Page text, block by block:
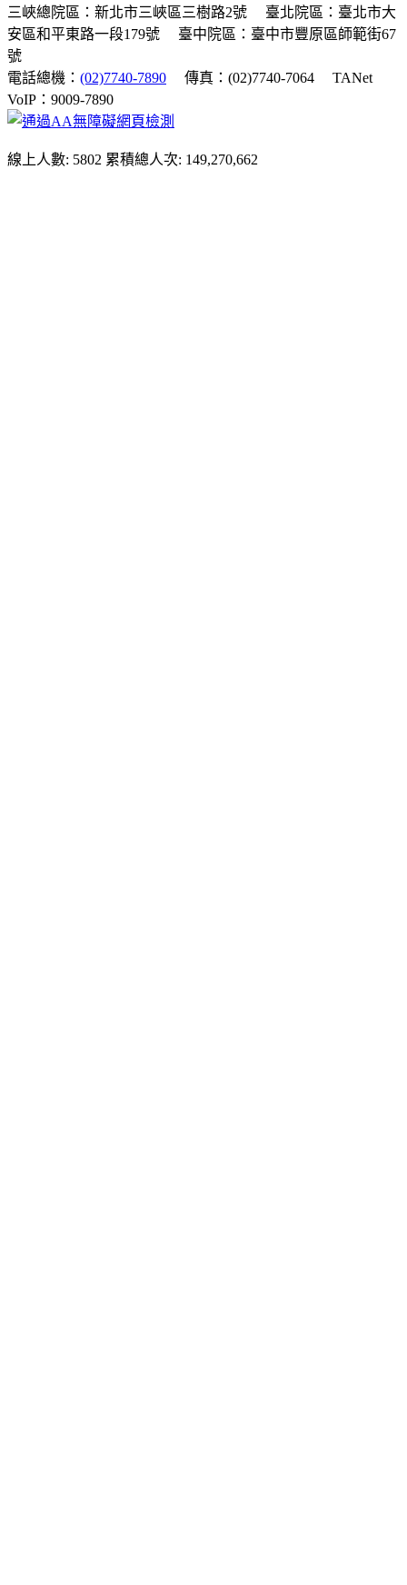
三峽總院區：新北市三峽區三樹路2號
臺北院區：臺北市大
安區和平東路一段179號
臺中院區：臺中市豐原區師範街67
號
電話總機： (02)7740-7890 傳真：(02)7740-7064
TANet
VoIP：9009-7890
線上人數: 5802 累積總人次: 149,270,662